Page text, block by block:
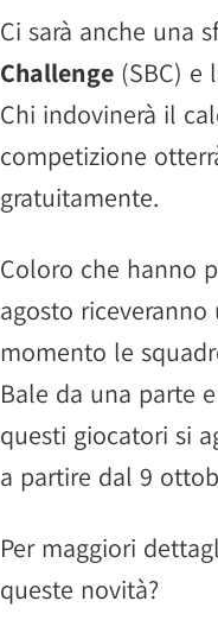
Ci sarà anche una
Challenge (SBC) e
Chi indovinerà il
competizione
gratuitamente.
Coloro che hanno
agosto riceveranno
momento le
Bale da una parte
questi giocatori si
a partire dal 9
Per maggiori
queste novità?